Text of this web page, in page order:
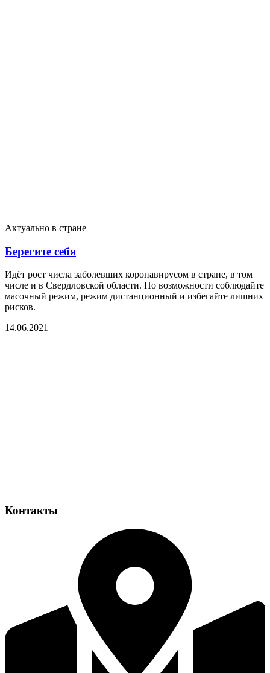
Актуально в стране
Берегите себя
Идёт рост числа заболевших коронавирусом в стране, в том
числе и в Свердловской области. По возможности соблюдайте
масочный режим, режим дистанционный и избегайте лишних
рисков.
14.06.2021
Контакты